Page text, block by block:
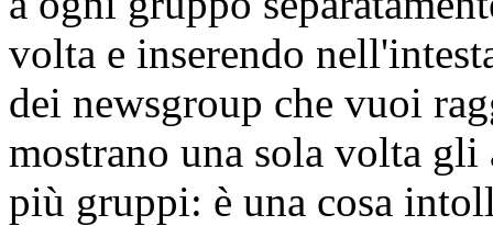
volta e inserendo
dei newsgroup che vuoi
mostrano una sola volta
più gruppi: è una cosa